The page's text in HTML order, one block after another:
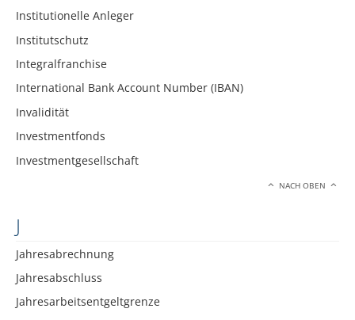
Institutionelle Anleger
Institutschutz
Integralfranchise
International Bank Account Number (IBAN)
Invalidität
Investmentfonds
Investmentgesellschaft
NACH OBEN
J
Jahresabrechnung
Jahresabschluss
Jahresarbeitsentgeltgrenze